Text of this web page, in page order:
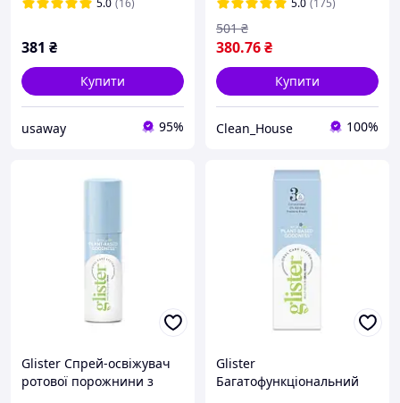
5.0 (16)
381 ₴
Купити
usaway 95%
5.0 (175)
380.76₴
501 ₴
Купити
Clean_House 100%
Glister Спрей-освіжувач
ротової порожнини з
Glister
Багатофункціональний